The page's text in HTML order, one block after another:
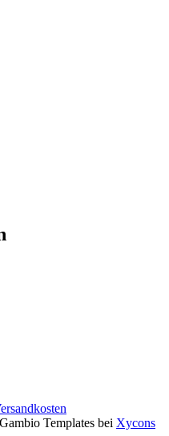
Templates bei Xycons